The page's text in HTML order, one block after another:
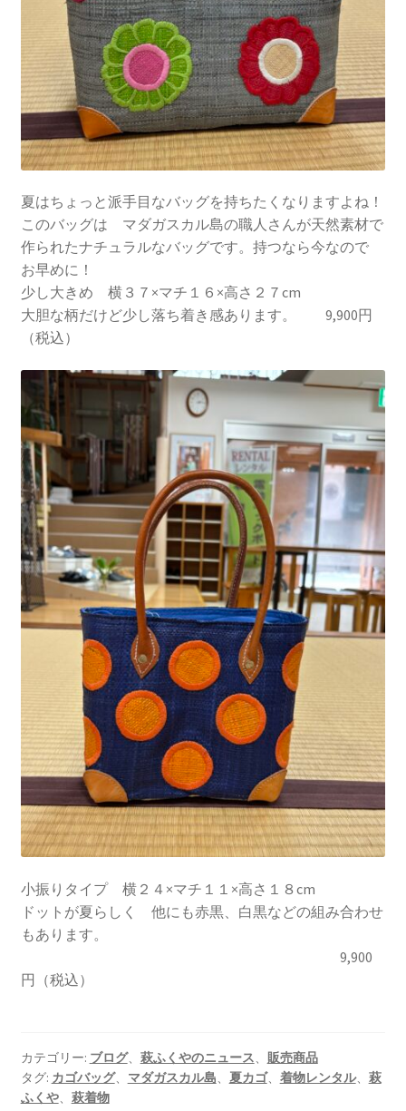
夏はちょっと派手目なバッグを持ちたくなりますよね！
このバッグは マダガスカル島の職人さんが天然素材で
作られたナチュラルなバッグです。持つなら今なので
お早めに！
少し大きめ 横３７×マチ１６×高さ２７cm
大胆な柄だけど少し落ち着き感あります。 9,900円
（税込）
小振りタイプ 横２４×マチ１１×高さ１８cm
ドットが夏らしく 他にも赤黒、白黒などの組み合わせ
もあります。
9,900
円（税込）
カテゴリー: ブログ、 萩ふくやのニュース、 販売商品
タグ: カゴバッグ、 マダガスカル島、 夏カゴ、 着物レンタル、 萩
ふくや、 萩着物